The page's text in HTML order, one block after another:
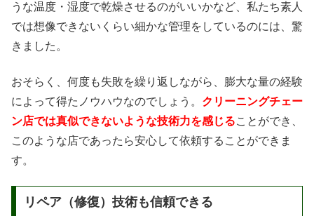
うな温度・湿度で乾燥させるのがいいかなど、私たち素人
では想像できないくらい細かな管理をしているのには、驚
きました。
おそらく、何度も失敗を繰り返しながら、膨大な量の経験
によって得たノウハウなのでしょう。 クリーニングチェー
ン店では真似できないような技術力を感じることができ、
このような店であったら安心して依頼することができま
す。
リペア（修復）技術も信頼できる